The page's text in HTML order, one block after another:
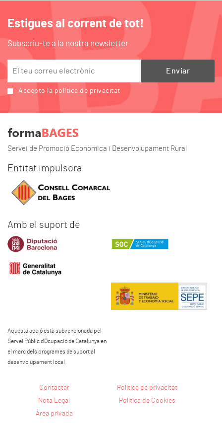
Estigues al corrent de tot!
Subscriu-te a la nostra newsletter
Accepto la política de privacitat
Servei de Promoció Econòmica i Desenvolupament Rural
Entitat impulsora
Amb el suport de
Aquesta acció està subvencionada pel
Servei Públic d'Ocupació de Catalunya en
el marc dels programes de suport al
desenvolupament local
Contactar
Política de privacitat
Nota Legal
Política de Cookies
Àrea privada